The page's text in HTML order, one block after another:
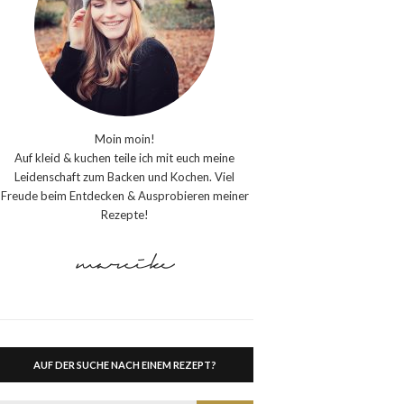
Moin moin!
Auf kleid & kuchen teile ich mit euch meine
Leidenschaft zum Backen und Kochen. Viel
Freude beim Entdecken & Ausprobieren meiner
Rezepte!
AUF DER SUCHE NACH EINEM REZEPT?